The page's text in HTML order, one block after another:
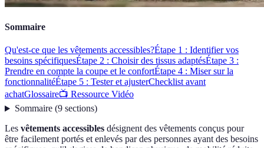
Sommaire
Qu'est-ce que les vêtements accessibles?Étape 1 : Identifier vos
besoins spécifiquesÉtape 2 : Choisir des tissus adaptésÉtape 3 :
Prendre en compte la coupe et le confortÉtape 4 : Miser sur la
fonctionnalitéÉtape 5 : Tester et ajusterChecklist avant
achatGlossaire📺 Ressource Vidéo
Sommaire(9 sections)
Les vêtements accessibles désignent des vêtements conçus pour
être facilement portés et enlevés par des personnes ayant des besoins